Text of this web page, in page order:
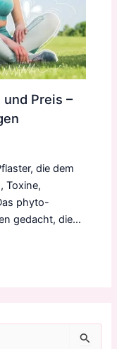
Preis –
die dem
Toxine,
phyto-
gedacht, die…